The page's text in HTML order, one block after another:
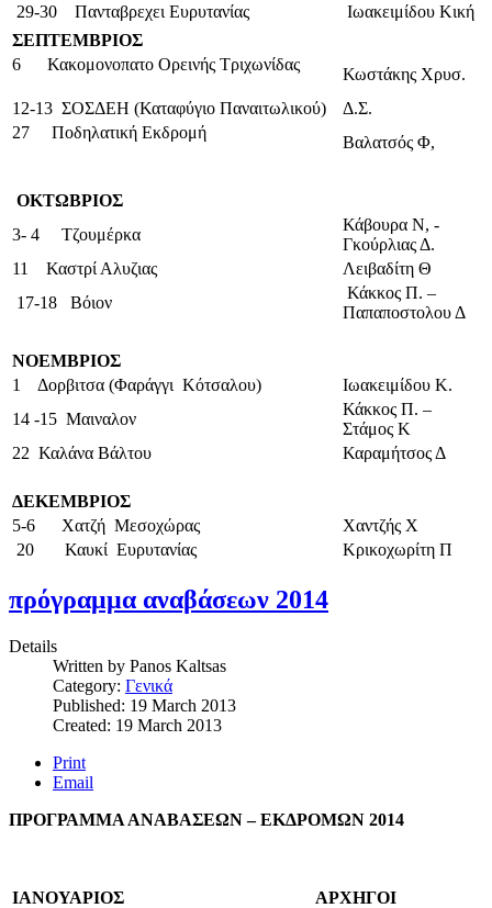
29-30 Πανταβρεχει Ευρυτανίας
Ιωακειμίδου Κική
ΣΕΠΤΕΜΒΡΙΟΣ
6 Κακομονοπατο Ορεινής Τριχωνίδας
Κωστάκης Χρυσ.
12-13 ΣΟΣΔΕΗ (Καταφύγιο Παναιτωλικού)
Δ.Σ.
27 Ποδηλατική Εκδρομή
Βαλατσός Φ,
ΟΚΤΩΒΡΙΟΣ
3- 4 Τζουμέρκα
Κάβουρα Ν, -
Γκούρλιας Δ.
11 Καστρί Αλυζιας
Λειβαδίτη Θ
17-18 Βόιον
Κάκκος Π. –
Παπαποστολου Δ
ΝΟΕΜΒΡΙΟΣ
1 Δορβιτσα (Φαράγγι Κότσαλου)
Ιωακειμίδου Κ.
14 -15 Μαιναλον
Κάκκος Π. –
Στάμος Κ
22 Καλάνα Βάλτου
Καραμήτσος Δ
ΔΕΚΕΜΒΡΙΟΣ
5-6 Χατζή Μεσοχώρας
Χαντζής Χ
20 Καυκί Ευρυτανίας
Κρικοχωρίτη Π
πρόγραμμα αναβάσεων 2014
Details
Written by Panos Kaltsas
Category: Γενικά
Published: 19 March 2013
Created: 19 March 2013
Print
Email
ΠΡΟΓΡΑΜΜΑ ΑΝΑΒΑΣΕΩΝ – ΕΚΔΡΟΜΩΝ 2014
ΙΑΝΟΥΑΡΙΟΣ
ΑΡΧΗΓΟΙ